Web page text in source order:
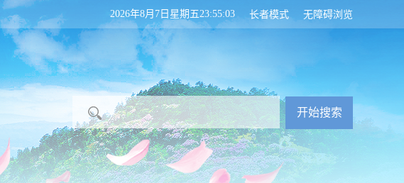
无障碍浏览
长者模式
2026年8月7日星期五23:55:03